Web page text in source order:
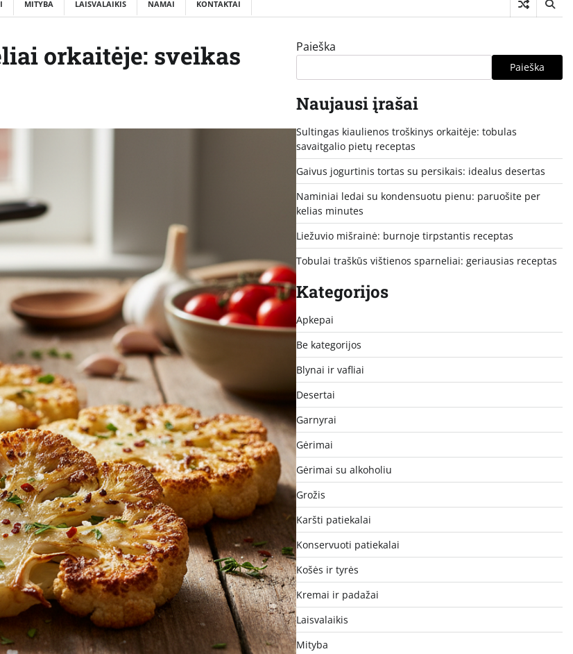
MITYBA LAISVALAIKIS NAMAI KONTAKTAI
orkaitėje: sveikas
Paieška
Paieška
Naujausi įrašai
Sultingas kiaulienos troškinys orkaitėje: tobulas
savaitgalio pietų receptas
Gaivus jogurtinis tortas su persikais: idealus desertas
Naminiai ledai su kondensuotu pienu: paruošite per
kelias minutes
Liežuvio mišrainė: burnoje tirpstantis receptas
Tobulai traškūs vištienos sparneliai: geriausias receptas
Kategorijos
Apkepai
Be kategorijos
Blynai ir vafliai
Desertai
Garnyrai
Gėrimai
Gėrimai su alkoholiu
Grožis
Karšti patiekalai
Konservuoti patiekalai
Košės ir tyrės
Kremai ir padažai
Laisvalaikis
Mityba